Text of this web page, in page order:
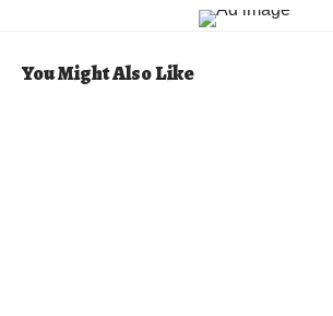
You Might Also Like